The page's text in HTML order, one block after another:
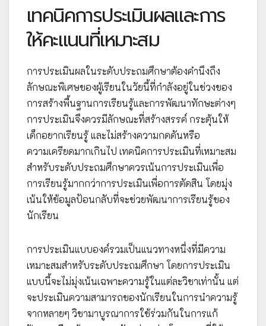
เทคนิคการประเมินผลและการ
ให้คะแนนที่เหมาะสม
การประเมินผลในระดับประถมศึกษาต้องคำนึงถึง
ลักษณะพิเศษของผู้เรียนในวัยนี้ที่กำลังอยู่ในช่วงของ
การสร้างพื้นฐานการเรียนรู้และการพัฒนาทักษะต่างๆ
การประเมินจึงควรมีลักษณะที่สร้างสรรค์ กระตุ้นให้
เด็กอยากเรียนรู้ และไม่สร้างความกดดันหรือ
ความเครียดมากเกินไป เทคนิคการประเมินที่เหมาะสม
สำหรับระดับประถมศึกษาควรเน้นการประเมินเพื่อ
การเรียนรู้มากกว่าการประเมินเพื่อการตัดสิน โดยมุ่ง
เน้นให้ข้อมูลป้อนกลับที่จะช่วยพัฒนาการเรียนรู้ของ
นักเรียน
การประเมินแบบองค์รวมเป็นแนวทางหนึ่งที่มีความ
เหมาะสมสำหรับระดับประถมศึกษา โดยการประเมิน
แบบนี้จะไม่มุ่งเน้นเฉพาะความรู้ในแต่ละวิชาเท่านั้น แต่
จะประเมินความสามารถของนักเรียนในการนำความรู้
จากหลายๆ วิชามาบูรณาการใช้ร่วมกันในการแก้